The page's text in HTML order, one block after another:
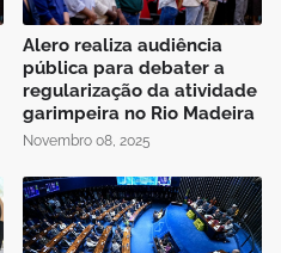
Alero realiza audiência
pública para debater a
regularização da atividade
garimpeira no Rio Madeira
Novembro 08, 2025